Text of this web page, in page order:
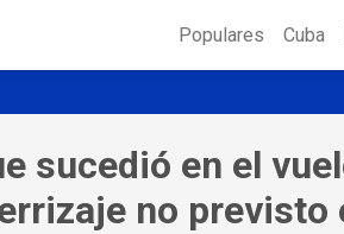
Populares Cuba
sucedió en el
no previsto